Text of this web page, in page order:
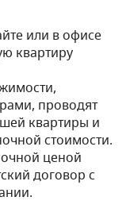
или в офисе
квартиру
проводят
квартиры и
стоимости.
ценой
договор с